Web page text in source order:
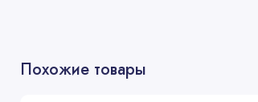
Похожие товары